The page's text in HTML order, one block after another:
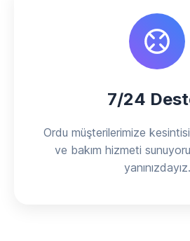
7/24
Ordu müşterilerimize
ve bakım hizmeti
yanınızdayız.